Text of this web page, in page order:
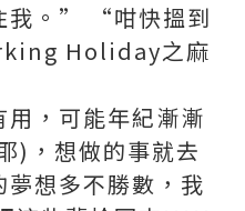
我。” “咁快搵到
Holiday之麻
，可能年紀漸漸
)，想做的事就去
想多不勝數，我